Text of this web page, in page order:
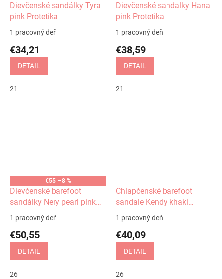
Dievčenské sandálky Tyra
pink Protetika
1 pracovný deň
€34,21
DETAIL
21
Dievčenské sandalky Hana
pink Protetika
1 pracovný deň
€38,59
DETAIL
21
€55 –8 %
Dievčenské barefoot
sandálky Nery pearl pink
1 pracovný deň
€50,55
DETAIL
26
Chlapčenské barefoot
sandale Kendy khaki
1 pracovný deň
€40,09
DETAIL
26